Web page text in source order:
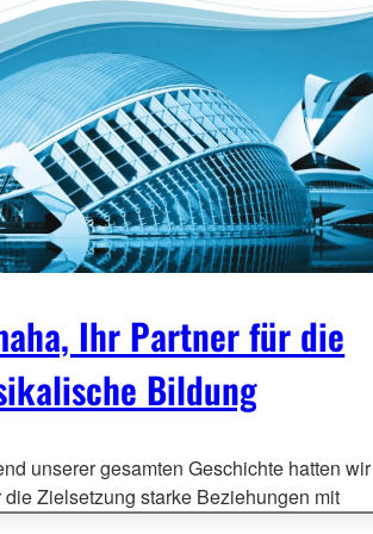
Ihr Partner für die
Bildung
unserer gesamten Geschichte hatten wir
die Zielsetzung starke Beziehungen mit